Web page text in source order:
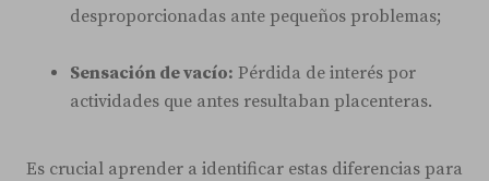
desproporcionadas ante pequeños problemas;
Sensación de vacío: Pérdida de interés por
actividades que antes resultaban placenteras.
Es crucial aprender a identificar estas diferencias para